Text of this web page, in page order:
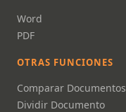
Word
PDF
OTRAS FUNCIONES
Comparar Documentos
Dividir Documento